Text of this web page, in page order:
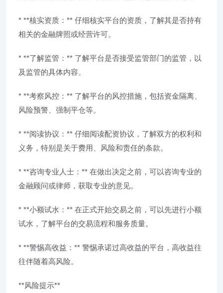
* **核实资质：** 仔细核实平台的资质，了解其是否持有
相关的金融牌照或经营许可。
* **了解监管：** 了解平台是否接受监管部门的监管，以
及监管的具体内容。
* **考察风控：** 了解平台的风控措施，包括资金隔离、
风险预警、强制平仓等。
* **阅读协议：** 仔细阅读配资协议，了解双方的权利和
义务，特别是关于费用、风险和责任的条款。
* **咨询专业人士：** 在做出决定之前，可以咨询专业的
金融顾问或律师，获取专业的意见。
* **小额试水：** 在正式开始交易之前，可以先进行小额
试水，了解平台的交易流程和服务质量。
* **警惕高收益：** 警惕承诺过高收益的平台，高收益往
往伴随着高风险。
**风险提示**